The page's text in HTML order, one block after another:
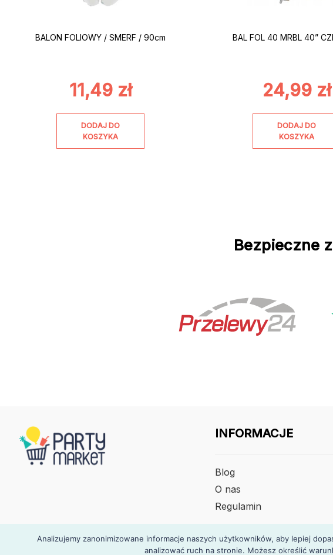
BALON FOLIOWY / SMERF / 90cm
11,49 zł
DODAJ DO
KOSZYKA
BAL FOL 40 MRBL 40”
24,99 zł
DODAJ DO
KOSZYKA
Bezpieczne
INFORMACJE
Blog
O nas
Regulamin
Analizujemy zanonimizowane informacje naszych użytkowników, aby lepiej
analizować ruch na stronie. Możesz określić